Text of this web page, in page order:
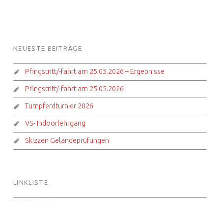
FOOTER SIDEBAR
NEUESTE BEITRÄGE
Pfingstritt/-fahrt am 25.05.2026 – Ergebnisse
Pfingstritt/-fahrt am 25.05.2026
Turnpferdturnier 2026
VS- Indoorlehrgang
Skizzen Geländeprüfungen
LINKLISTE